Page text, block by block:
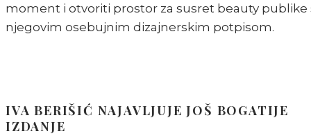
moment i otvoriti prostor za susret beauty publike
njegovim osebujnim dizajnerskim potpisom.
IVA BERIŠIĆ NAJAVLJUJE JOŠ BOGATIJE
IZDANJE